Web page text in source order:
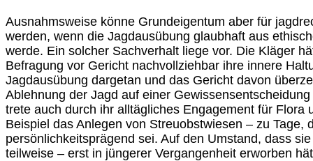
Ausnahmsweise könne Grundeigentum aber für
werden, wenn die Jagdausübung glaubhaft aus
werde. Ein solcher Sachverhalt liege vor. Die Kläger
Befragung vor Gericht nachvollziehbar ihre innere
Jagdausübung dargetan und das Gericht davon
Ablehnung der Jagd auf einer
trete auch durch ihr alltägliches Engagement für Flora
Beispiel das Anlegen von Streuobstwiesen – zu Tage,
persönlichkeitsprägend sei. Auf den Umstand, dass
teilweise – erst in jüngerer Vergangenheit erworben